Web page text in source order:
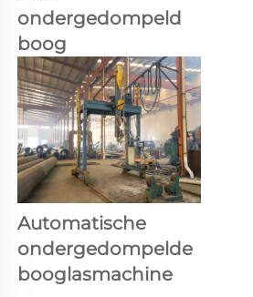
ondergedompeld
boog
Automatische
ondergedompelde
booglasmachine